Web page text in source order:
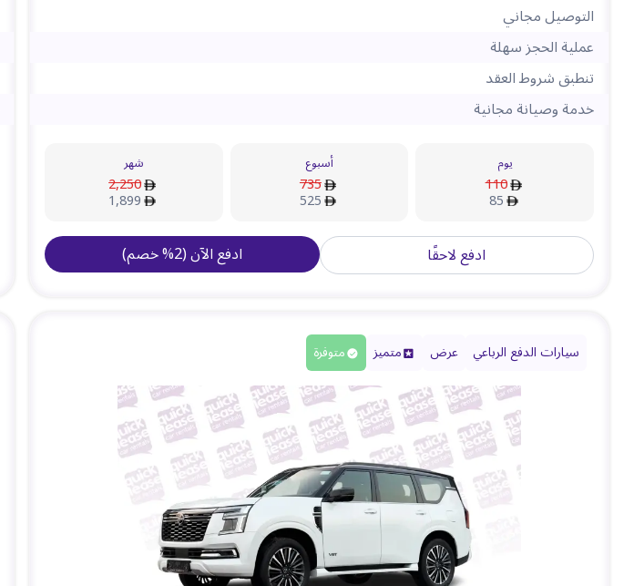
التوصيل مجاني
عملية الحجز سهلة
تنطبق شروط العقد
خدمة وصيانة مجانية
يوم
110
85
أسبوع
735
525
شهر
2,250
1,899
ادفع لاحقًا ادفع الآن(
2
%خصم)
سيارات الدفع الرباعي عرض متميز متوفرة